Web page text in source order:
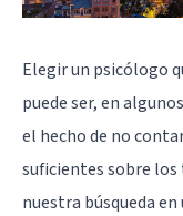
Elegir un psicólogo
puede ser, en
el hecho de no
suficientes sobre
nuestra búsqueda